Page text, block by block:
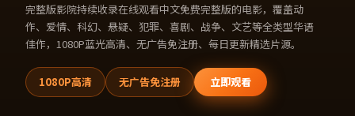
完整版影院持续收录在线观看中文免费完整版的电影，覆盖动
作、爱情、科幻、悬疑、犯罪、喜剧、战争、文艺等全类型华语
佳作，1080P蓝光高清、无广告免注册、每日更新精选片源。
1080P高清 无广告免注册 立即观看